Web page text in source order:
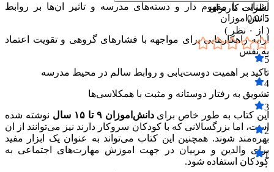
اشنایی با مفهوم دار و دسته‌های مدرسه و تاثیر ان‌ها بر روابط
دانش‌اموزان
ارایه راهکارهایی برای مواجهه با فشارهای گروهی و تقویت اعتماد
به نفس
تاکید بر اهمیت دوست‌یابی و روابط سالم در محیط مدرسه
تشویق به رفتار دوستانه و مثبت با همکلاسی‌ها
این کتاب به طور خاص برایدانش‌اموزان ۹ تا ۱۵ سال
نوشته شده
است، اما بزرگسالانی که با کودکان سروکار دارند نیز می‌توانند از ان
بهره‌مند شوند. همچنین این کتاب می‌تواند به عنوان یک ابزار مفید
برای والدین و مربیان در جهت اموزش مهارت‌های اجتماعی به
کودکان استفاده شود.
نظرات کاربران
5 /
0.0
( از
۰ نظر )
5
۰
4
۰
3
۰
2
۰
1
۰